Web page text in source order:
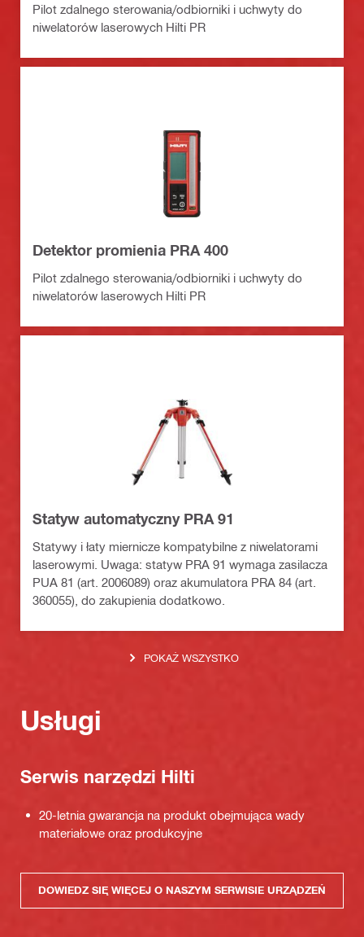
Pilot zdalnego sterowania/odbiorniki i uchwyty do
niwelatorów laserowych Hilti PR
Detektor promienia PRA 400
Pilot zdalnego sterowania/odbiorniki i uchwyty do
niwelatorów laserowych Hilti PR
Statyw automatyczny PRA 91
Statywy i łaty miernicze kompatybilne z niwelatorami
laserowymi. Uwaga: statyw PRA 91 wymaga zasilacza
PUA 81 (art. 2006089) oraz akumulatora PRA 84 (art.
360055), do zakupienia dodatkowo.
POKAŻ WSZYSTKO
Usługi
Serwis narzędzi Hilti
20-letnia gwarancja na produkt obejmująca wady
materiałowe oraz produkcyjne
DOWIEDZ SIĘ WIĘCEJ O NASZYM SERWISIE URZĄDZEŃ